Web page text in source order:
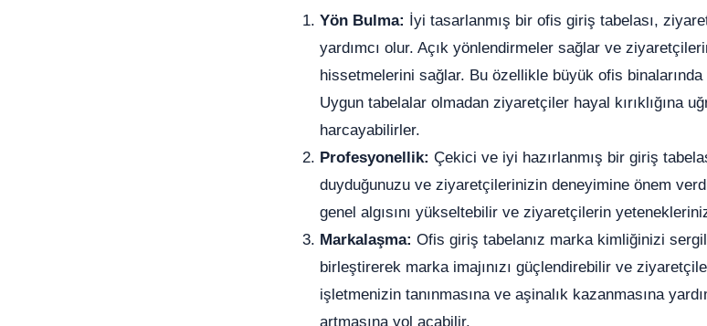
Yön Bulma: İyi tasarlanmış bir ofis giriş tabelası,
yardımcı olur. Açık yönlendirmeler sağlar ve
hissetmelerini sağlar. Bu özellikle büyük ofis
Uygun tabelalar olmadan ziyaretçiler hayal kırıklığına
harcayabilirler.
Profesyonellik: Çekici ve iyi hazırlanmış bir giriş
duyduğunuzu ve ziyaretçilerinizin deneyimine önem
genel algısını yükseltebilir ve ziyaretçilerin
Markalaşma: Ofis giriş tabelanız marka kimliğinizi
birleştirerek marka imajınızı güçlendirebilir ve
işletmenizin tanınmasına ve aşinalık kazanmasına
artmasına yol açabilir.